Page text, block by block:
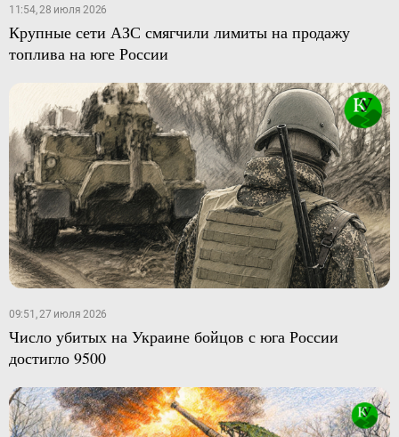
11:54, 28 июля 2026
Крупные сети АЗС смягчили лимиты на продажу
топлива на юге России
09:51, 27 июля 2026
Число убитых на Украине бойцов с юга России
достигло 9500